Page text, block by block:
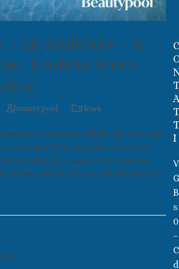
– 28 febbraio – 8
Umbria Fiere
beautypool News
un evento imperdibile che si rivolge
e variegato! Saremo presenti come
2026 Expo casa è un’occasione
di settore agli amanti del
I
–